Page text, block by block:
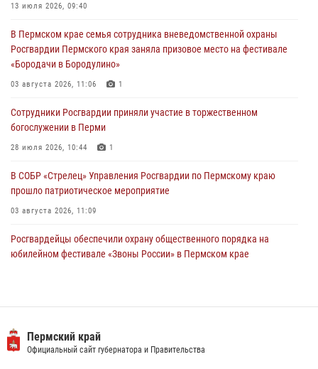
богослужении в Перми
28 июля 2026, 10:44
Росгвардейцы оказали силовую поддержку при задержании
28 июля 2026, 06:15
13 июля 2026, 09:40
В Пермском крае семья сотрудника вневедомственной охраны
Росгвардии Пермского края заняла призовое место на фестивале
«Бородачи в Бородулино»
03 августа 2026, 11:06 1
Сотрудники Росгвардии приняли участие в торжественном
богослужении в Перми
28 июля 2026, 10:44 1
В СОБР «Стрелец» Управления Росгвардии по Пермскому краю
прошло патриотическое мероприятие
03 августа 2026, 11:09
Росгвардейцы обеспечили охрану общественного порядка на
юбилейном фестивале «Звоны России» в Пермском крае
ветеринарно-санитарной службы с годовщиной образования
13 июля 2026, 10:43
Пермский край
Официальный сайт губернатора и Правительства